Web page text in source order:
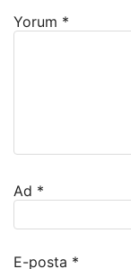
Yorum *
Ad *
E-posta *